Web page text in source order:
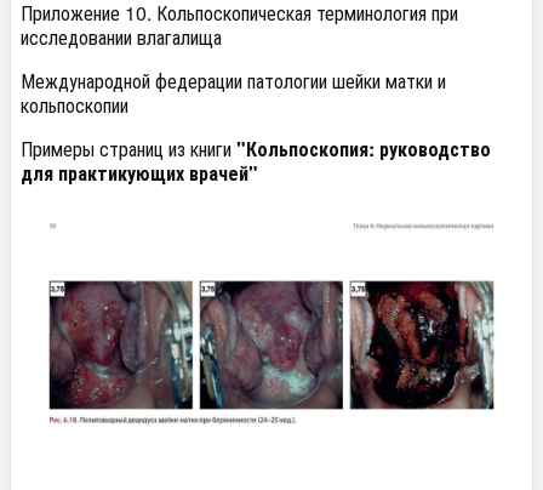
Приложение 10. Кольпоскопическая терминология при
исследовании влагалища
Международной федерации патологии шейки матки и
кольпоскопии
Примеры страниц из книги"Кольпоскопия: руководство
для практикующих врачей"